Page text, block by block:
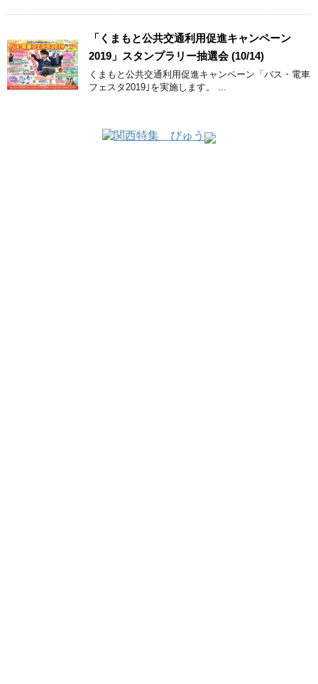
「くまもと公共交通利用促進キャンペーン
2019」スタンプラリー抽選会 (10/14)
くまもと公共交通利用促進キャンペーン「バス・電車
フェスタ2019｣を実施します。 ...